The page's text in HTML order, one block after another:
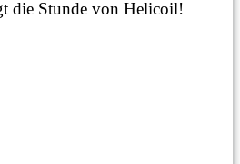
die Stunde von Helicoil!